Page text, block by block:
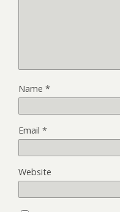
Name *
Email *
Website